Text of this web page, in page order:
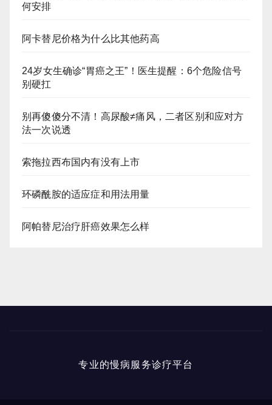
何安排
阿卡替尼价格为什么比其他药高
24岁女生确诊“胃癌之王”！医生提醒：6个危险信号
别硬扛
别再傻傻分不清！高尿酸≠痛风，二者区别和应对方
法一次说透
索拖拉西布国内有没有上市
环磷酰胺的适应症和用法用量
阿帕替尼治疗肝癌效果怎么样
专业的慢病服务诊疗平台